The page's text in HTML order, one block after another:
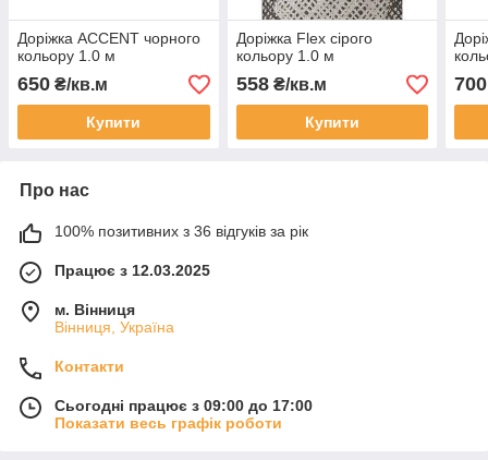
Доріжка ACCENT чорного
кольору 1.0 м
650 ₴/кв.м
Купити
Доріжка Flex сірого
кольору 1.0 м
558₴/кв.м
Купити
700
Про нас
100% позитивних з 36 відгуків за рік
Працює з 12.03.2025
м. Вінниця
Вінниця, Україна
Контакти
Сьогодні працює з 09:00 до 17:00
Показати весь графік роботи